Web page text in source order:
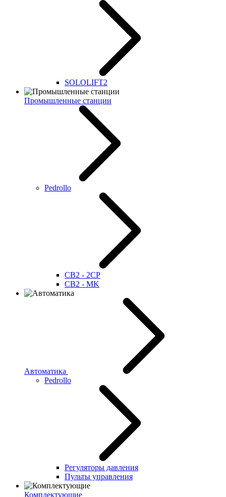
SOLOLIFT2
Промышленные станции
Pedrollo
CB2 - 2CP
CB2 - MK
Автоматика
Pedrollo
Регуляторы давления
Пульты управления
Комплектующие